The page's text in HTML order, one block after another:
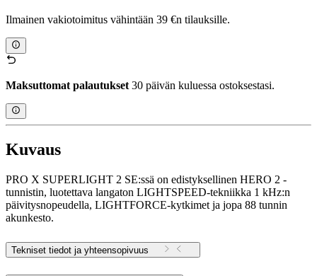
Ilmainen vakiotoimitus vähintään 39 €n tilauksille.
Maksuttomat palautukset 30 päivän kuluessa ostoksestasi.
Kuvaus
PRO X SUPERLIGHT 2 SE:ssä on edistyksellinen HERO 2 -
tunnistin, luotettava langaton LIGHTSPEED-tekniikka 1 kHz:n
päivitysnopeudella, LIGHTFORCE-kytkimet ja jopa 88 tunnin
akunkesto.
Tekniset tiedot ja yhteensopivuus